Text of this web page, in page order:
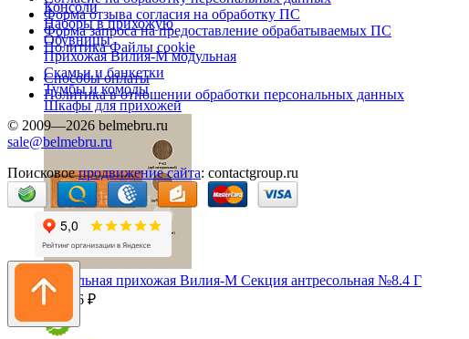
Консоли
Наборы в прихожую
Обувницы
Прихожая Вилия-М модульная
Скамьи и банкетки
Тумбы и комоды
Шкафы для прихожей
Модульная прихожая Вилия-М Секция антресольная №8.4 Г
14 976 ₽
Форма отзыва согласия на обработку ПС
Форма запроса на предоставление обрабатываемых ПС
Политика Файлы cookie
Способы оплаты
Политика в отношении обработки персональных данных
© 2009—2026 belmebru.ru
sale@belmebru.ru
Поисковоепродвижение сайта: contactgroup.ru